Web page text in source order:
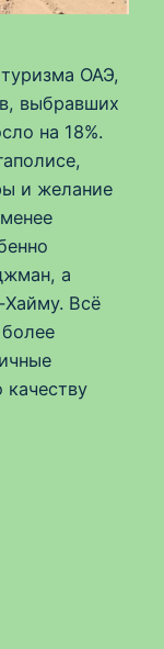
ОАЭ,
выбравших
на 18%.
и желание
а
Всё